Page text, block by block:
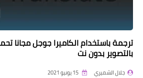
ترجمة باستخدام الكاميرا جوجل مجانا
بالتصوير بدون نت
جلال الشميري